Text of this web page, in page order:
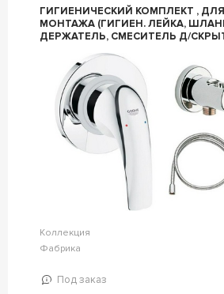
ГИГИЕНИЧЕСКИЙ КОМПЛЕКТ ,
МОНТАЖА (ГИГИЕН. ЛЕЙКА,
ДЕРЖАТЕЛЬ, СМЕСИТЕЛЬ Д/
BAUCURVE 123072/122270
Коллекция
Фабрика
Под заказ